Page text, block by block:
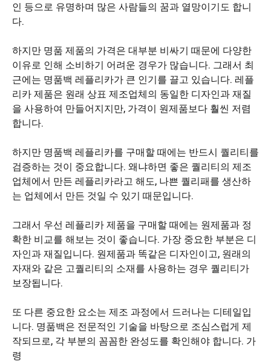
인 등으로 유명하며 많은 사람들의 꿈과 열망이기도 합니
다.
하지만 명품 제품의 가격은 대부분 비싸기 때문에 다양한
이유로 인해 소비하기 어려운 경우가 많습니다. 그래서 최
근에는 명품백 레플리카가 큰 인기를 끌고 있습니다. 레플
리카 제품은 원래 상표 제조업체의 동일한 디자인과 재질
을 사용하여 만들어지지만, 가격이 원제품보다 훨씬 저렴
합니다.
하지만 명품백 레플리카를 구매할 때에는 반드시 퀄리티를
검증하는 것이 중요합니다. 왜냐하면 좋은 퀄리티의 제조
업체에서 만든 레플리카라고 해도, 나쁜 퀄리패를 생산하
는 업체에서 만든 것일 수 있기 때문입니다.
그래서 우선 레플리카 제품을 구매할 때에는 원제품과 정
확한 비교를 해보는 것이 좋습니다. 가장 중요한 부분은 디
자인과 재질입니다. 원제품과 똑같은 디자인이고, 원래의
자재와 같은 고퀄리티의 소재를 사용하는 경우 퀄리티가
보장됩니다.
또 다른 중요한 요소는 제조 과정에서 드러나는 디테일입
니다. 명품백은 전문적인 기술을 바탕으로 조심스럽게 제
작되므로, 각 부분의 꼼꼼한 완성도를 확인해야 합니다. 가
령